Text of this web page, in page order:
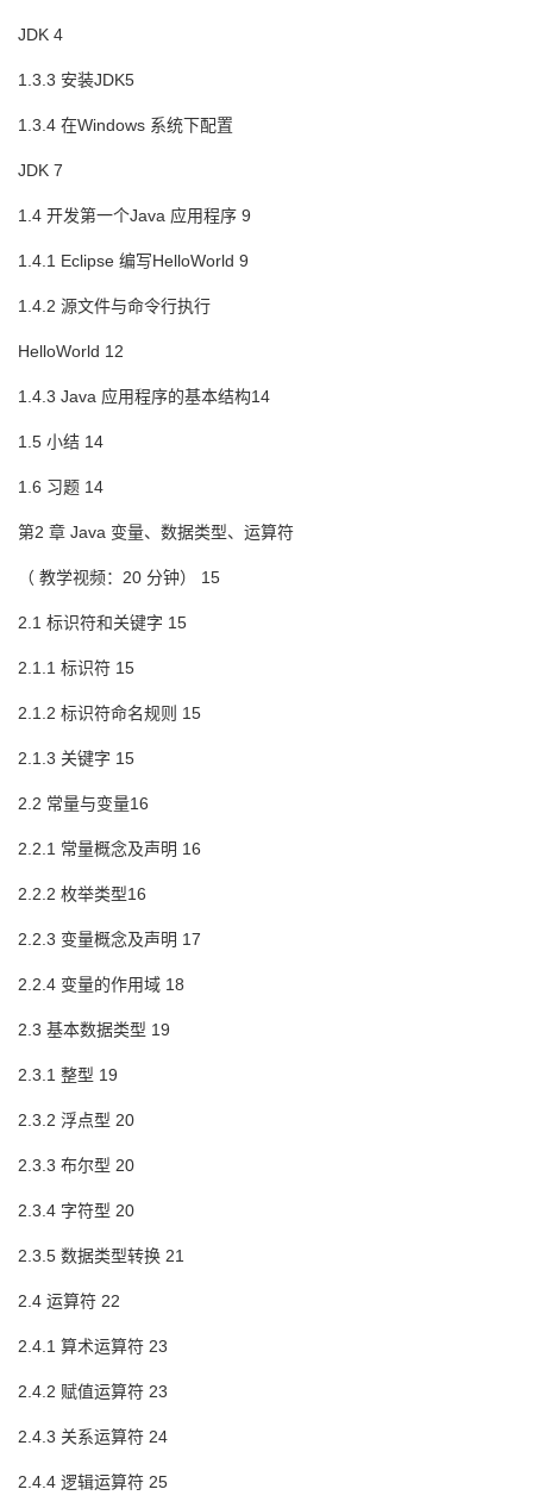
JDK 4
1.3.3 安装JDK5
1.3.4 在Windows 系统下配置
JDK 7
1.4 开发第一个Java 应用程序 9
1.4.1 Eclipse 编写HelloWorld 9
1.4.2 源文件与命令行执行
HelloWorld 12
1.4.3 Java 应用程序的基本结构14
1.5 小结 14
1.6 习题 14
第2 章 Java 变量、数据类型、运算符
（ 教学视频：20 分钟） 15
2.1 标识符和关键字 15
2.1.1 标识符 15
2.1.2 标识符命名规则 15
2.1.3 关键字 15
2.2 常量与变量16
2.2.1 常量概念及声明 16
2.2.2 枚举类型16
2.2.3 变量概念及声明 17
2.2.4 变量的作用域 18
2.3 基本数据类型 19
2.3.1 整型 19
2.3.2 浮点型 20
2.3.3 布尔型 20
2.3.4 字符型 20
2.3.5 数据类型转换 21
2.4 运算符 22
2.4.1 算术运算符 23
2.4.2 赋值运算符 23
2.4.3 关系运算符 24
2.4.4 逻辑运算符 25